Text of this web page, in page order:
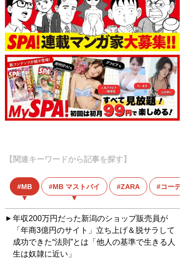
【関連キーワードから記事を探す】
MB MB マストバイ ZARA コーディネ
年収200万円だった新潟のショップ販売員が
「年商3億円のサイト」立ち上げ＆脱サラして
成功できた“法則”とは「他人の基準で生きる人
生は奴隷に近い」